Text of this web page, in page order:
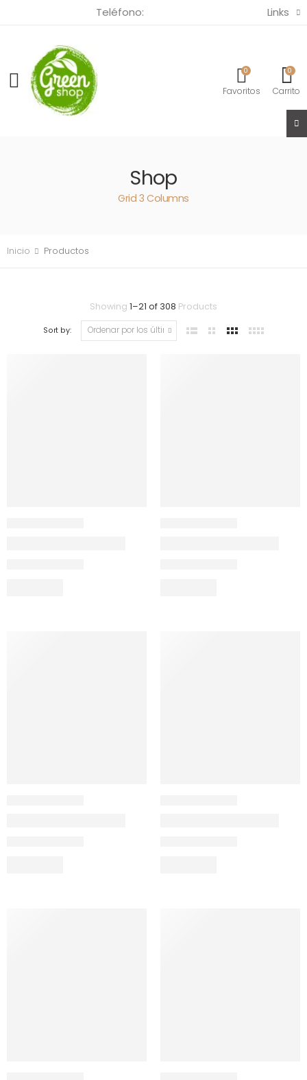
Teléfono:(57) 321 3820685 Links
0
Favoritos
0
Carrito
Shop
Grid 3 Columns
Inicio Productos
Showing 1–21 of 308 Products
Sort by: